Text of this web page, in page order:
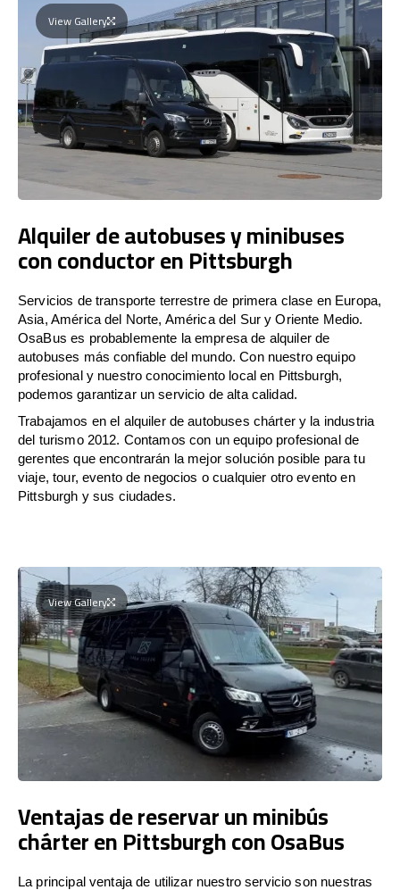
View Gallery
Alquiler de autobuses y minibuses
con conductor en Pittsburgh
Servicios de transporte terrestre de primera clase en Europa,
Asia, América del Norte, América del Sur y Oriente Medio.
OsaBus es probablemente la empresa de alquiler de
autobuses más confiable del mundo. Con nuestro equipo
profesional y nuestro conocimiento local en Pittsburgh,
podemos garantizar un servicio de alta calidad.
Trabajamos en el alquiler de autobuses chárter y la industria
del turismo 2012. Contamos con un equipo profesional de
gerentes que encontrarán la mejor solución posible para tu
viaje, tour, evento de negocios o cualquier otro evento en
Pittsburgh y sus ciudades.
View Gallery
Ventajas de reservar un minibús
chárter en Pittsburgh con OsaBus
La principal ventaja de utilizar nuestro servicio son nuestras